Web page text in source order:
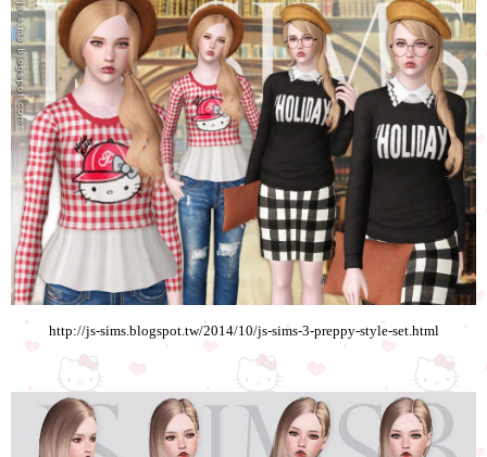
http://js-sims.blogspot.tw/2014/10/js-sims-3-preppy-style-set.html